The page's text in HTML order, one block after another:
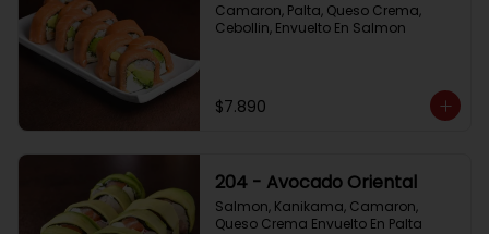
Camaron, Palta, Queso Crema,
Cebollin, Envuelto En Salmon
$7.890
204 - Avocado Oriental
Salmon, Kanikama, Camaron,
Queso Crema Envuelto En Palta